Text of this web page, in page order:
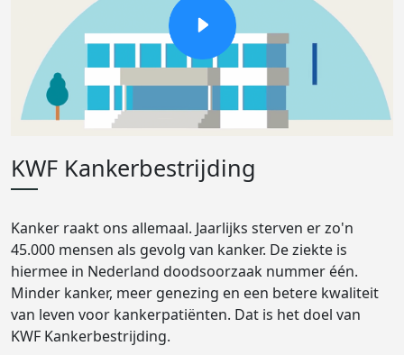
KWF Kankerbestrijding
Kanker raakt ons allemaal. Jaarlijks sterven er zo'n
45.000 mensen als gevolg van kanker. De ziekte is
hiermee in Nederland doodsoorzaak nummer één.
Minder kanker, meer genezing en een betere kwaliteit
van leven voor kankerpatiënten. Dat is het doel van
KWF Kankerbestrijding.